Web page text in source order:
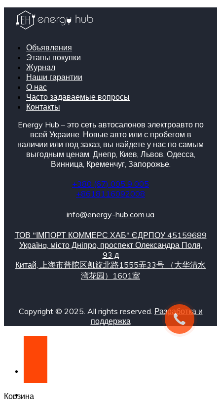
Объявления
Этапы покупки
Журнал
Наши гарантии
О нас
Часто задаваемые вопросы
Контакты
Energy Hub – это сеть автосалонов электроавто по
всей Украине. Новые авто или с пробегом в
наличии или под заказ, вы найдете у нас по самым
выгодным ценам. Днепр, Киев, Львов, Одесса,
Винница, Кременчуг, Запорожье.
+380 (67) 005 9 005
+8618116092008
info@energy-hub.com.ua
ТОВ "ІМПОРТ КОММЕРС ХАБ" ЄДРПОУ 45159689
Українa, місто Дніпро, проспект Олександра Поля,
93 д
Китай, 上海市普陀区凯旋北路1555弄33号 （大华清水
湾花园）1601室
Copyright © 2025. All rights reserved. Разработка и
поддержка
Корзина